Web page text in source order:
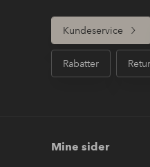
Kundeservice
Rabatter
Mine sider